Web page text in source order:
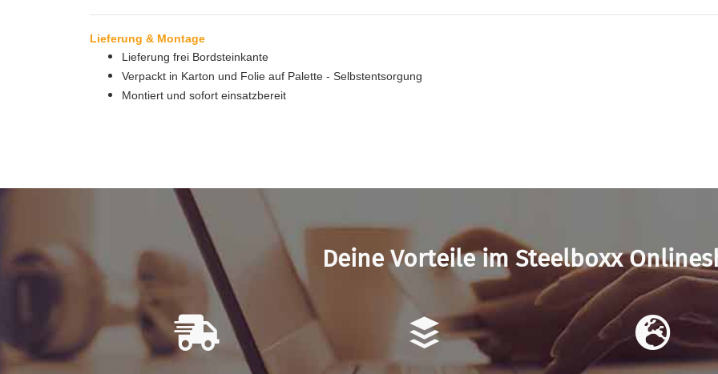
Lieferung & Montage
Lieferung frei Bordsteinkante
Verpackt in Karton und Folie auf Palette - Selbstentsorgung
Montiert und sofort einsatzbereit
Deine Vorteile im Steelboxx